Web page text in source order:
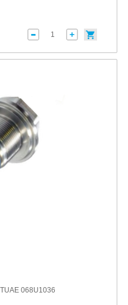
068U1036